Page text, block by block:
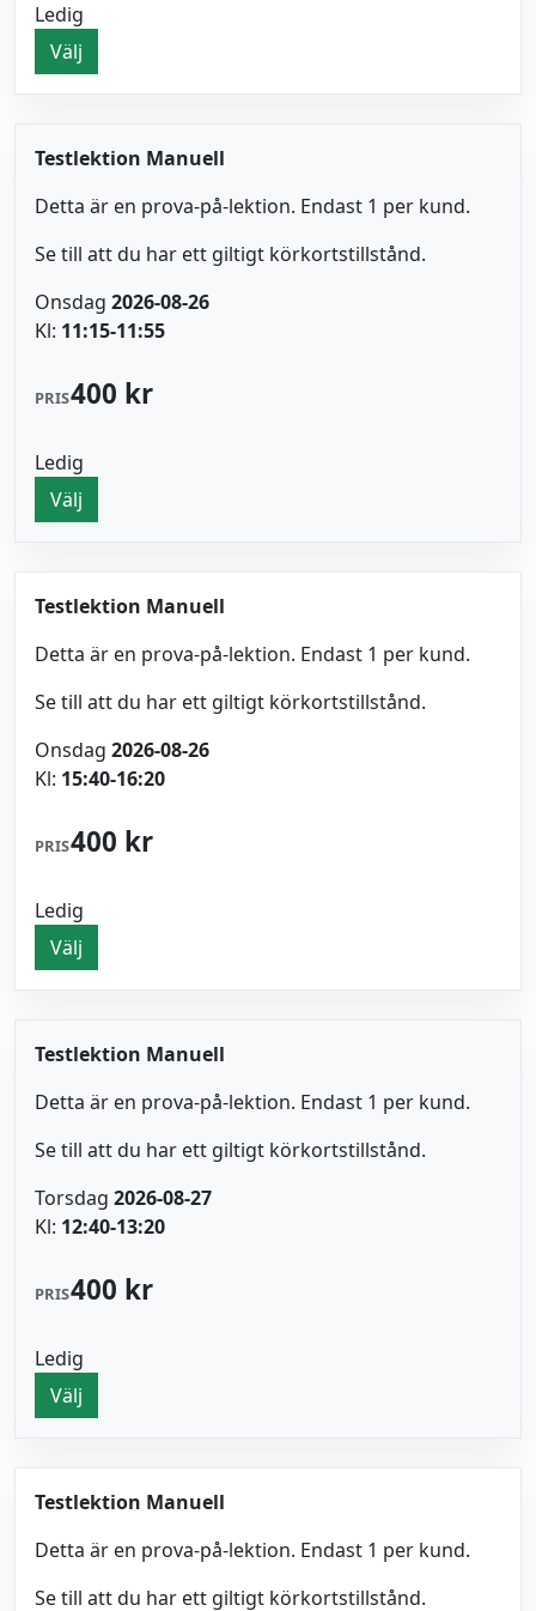
Ledig
Välj
Testlektion Manuell
Detta är en prova-på-lektion. Endast 1 per kund.
Se till att du har ett giltigt körkortstillstånd.
Onsdag 2026-08-26
Kl: 11:15-11:55
PRIS400 kr
Ledig
Välj
Testlektion Manuell
Detta är en prova-på-lektion. Endast 1 per kund.
Se till att du har ett giltigt körkortstillstånd.
Onsdag 2026-08-26
Kl: 15:40-16:20
PRIS400 kr
Ledig
Välj
Testlektion Manuell
Detta är en prova-på-lektion. Endast 1 per kund.
Se till att du har ett giltigt körkortstillstånd.
Torsdag 2026-08-27
Kl: 12:40-13:20
PRIS400 kr
Ledig
Välj
Testlektion Manuell
Detta är en prova-på-lektion. Endast 1 per kund.
Se till att du har ett giltigt körkortstillstånd.